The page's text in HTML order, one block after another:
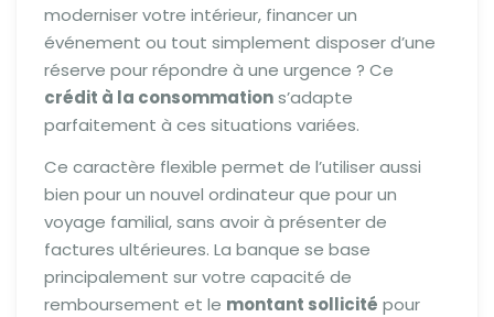
moderniser votre intérieur, financer un
événement ou tout simplement disposer d’une
réserve pour répondre à une urgence ? Ce
crédit à la consommations’adapte
parfaitement à ces situations variées.
Ce caractère flexible permet de l’utiliser aussi
bien pour un nouvel ordinateur que pour un
voyage familial, sans avoir à présenter de
factures ultérieures. La banque se base
principalement sur votre capacité de
remboursement et le montant sollicité pour